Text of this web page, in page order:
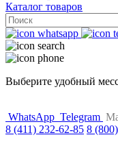
Каталог товаров
Поиск
for:
Выберите удобный
WhatsApp Telegram
8 (411) 232-62-85 8